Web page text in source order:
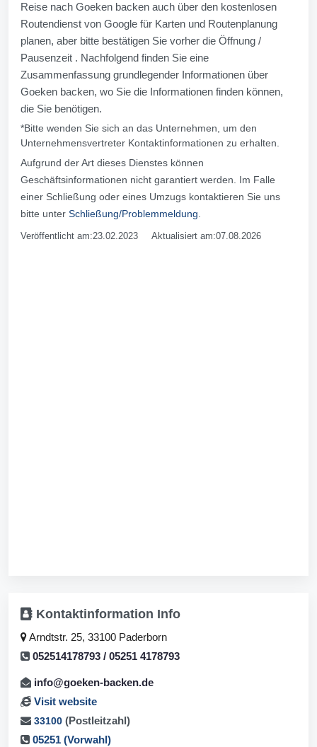
Reise nach Goeken backen auch über den kostenlosen
Routendienst von Google für Karten und Routenplanung
planen, aber bitte bestätigen Sie vorher die Öffnung /
Pausenzeit . Nachfolgend finden Sie eine
Zusammenfassung grundlegender Informationen über
Goeken backen, wo Sie die Informationen finden können,
die Sie benötigen.
*Bitte wenden Sie sich an das Unternehmen, um den
Unternehmensvertreter Kontaktinformationen zu erhalten.
Aufgrund der Art dieses Dienstes können
Geschäftsinformationen nicht garantiert werden. Im Falle
einer Schließung oder eines Umzugs kontaktieren Sie uns
bitte unter Schließung/Problemmeldung.
Veröffentlicht am:23.02.2023 Aktualisiert am:07.08.2026
Kontaktinformation Info
Arndtstr. 25, 33100 Paderborn
052514178793 / 05251 4178793
info@goeken-backen.de
Visit website
33100 (Postleitzahl)
05251 (Vorwahl)